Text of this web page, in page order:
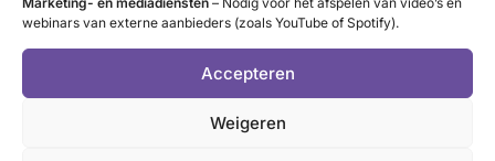
webinars van externe aanbieders (zoals YouTube of Spotify).
Accepteren
Weigeren
te komen tot een voor jou zo optimaal mogelijke dosering
en daarmee zo min mogelijk klachten. Tenslotte is dat het
doel en niet alleen ‘goede bloedwaarden’. Kennis en inzicht